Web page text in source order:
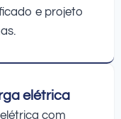
e projeto
elétrica
com